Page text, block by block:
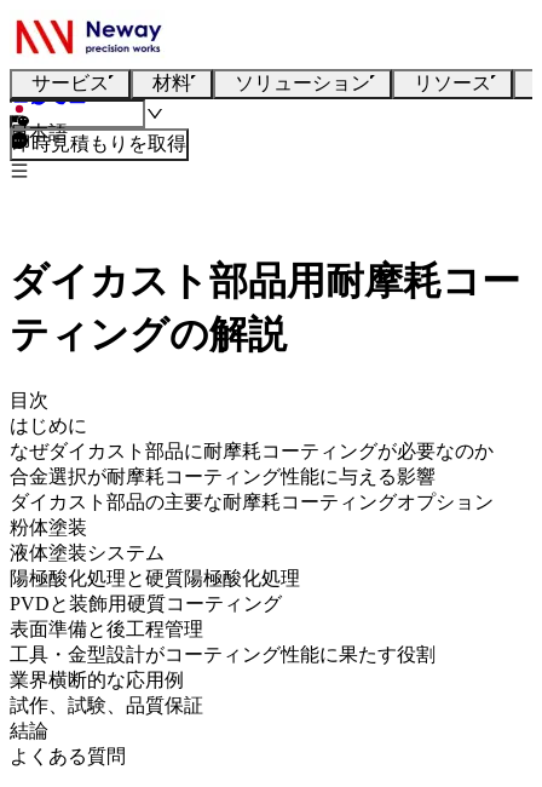
サービス 材料 ソリューション リソース
日本語
即時見積もりを取得
ダイカスト部品用耐摩耗コー
ティングの解説
目次
はじめに
なぜダイカスト部品に耐摩耗コーティングが必要なのか
合金選択が耐摩耗コーティング性能に与える影響
ダイカスト部品の主要な耐摩耗コーティングオプション
粉体塗装
液体塗装システム
陽極酸化処理と硬質陽極酸化処理
PVDと装飾用硬質コーティング
表面準備と後工程管理
工具・金型設計がコーティング性能に果たす役割
業界横断的な応用例
試作、試験、品質保証
結論
よくある質問